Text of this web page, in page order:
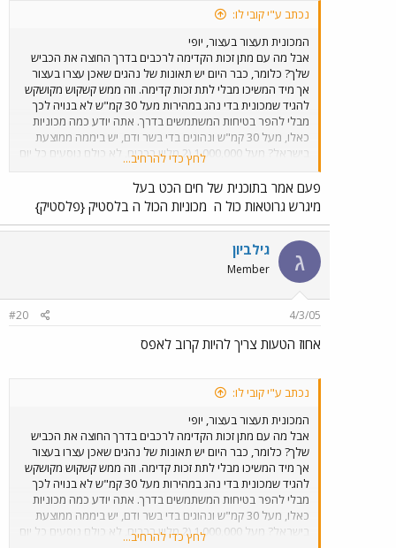
נכתב ע"י קובי לו:
המכונית תעצור בעצור, יופי
אבל מה עם מתן זכות הקדימה לרכבים בדרך החוצה את הכביש
שלך? כלומר, כבר היום יש תאונות של נהגים שאכן עצרו בעצור
אך מיד המשיכו מבלי לתת זכות קדימה. וזה ממש קשקוש מקושקש
להגיד שמכונית בדי נהג במהירות מעל 30 קמ"ש לא בנויה לכך
מבלי להפר בטיחות המשתמשים בדרך. אתה יודע כמה מכוניות
כאלו, מעל 30 קמ"ש ונהוגים בדי בשר ודם, יש ביממה ממוצעת
בישראל? מעל 1,000,000 (2 מליון רכבים, לא כולם נוסעים כל יום
ויש גם כאלו שתקועים בפקק וכד'). כלומר לפחות מליון מכוניות
תאונות עם נפגעים יש ביום בישראל? בין 400 ל-1000 תאונות עם
נפגעים, החל מכאב ראש קל, שריטות, נקע, שברים ועד מוות.
בממוצע הרוג עד שניים ליום. וזה עם 3 מליון הולכי רגל ביום ועוד
בממוצע ועוד 2 עד 4 פצועים קשה, בממוצע !!!
לחץ כדי להרחיב...
פעם אמר בתוכנית של חים הכט בעל
מיגרש גרוטאות כול ה מכוניות הכול ה בלסטיק {פלסטיק}
ג גילביון
Member
4/3/05
#20
אחוז הטעות צריך להיות קרוב לאפס
נכתב ע"י קובי לו:
המכונית תעצור בעצור, יופי
אבל מה עם מתן זכות הקדימה לרכבים בדרך החוצה את הכביש
שלך? כלומר, כבר היום יש תאונות של נהגים שאכן עצרו בעצור
אך מיד המשיכו מבלי לתת זכות קדימה. וזה ממש קשקוש מקושקש
להגיד שמכונית בדי נהג במהירות מעל 30 קמ"ש לא בנויה לכך
מבלי להפר בטיחות המשתמשים בדרך. אתה יודע כמה מכוניות
כאלו, מעל 30 קמ"ש ונהוגים בדי בשר ודם, יש ביממה ממוצעת
בישראל? מעל 1,000,000 (2 מליון רכבים, לא כולם נוסעים כל יום
לחץ כדי להרחיב...